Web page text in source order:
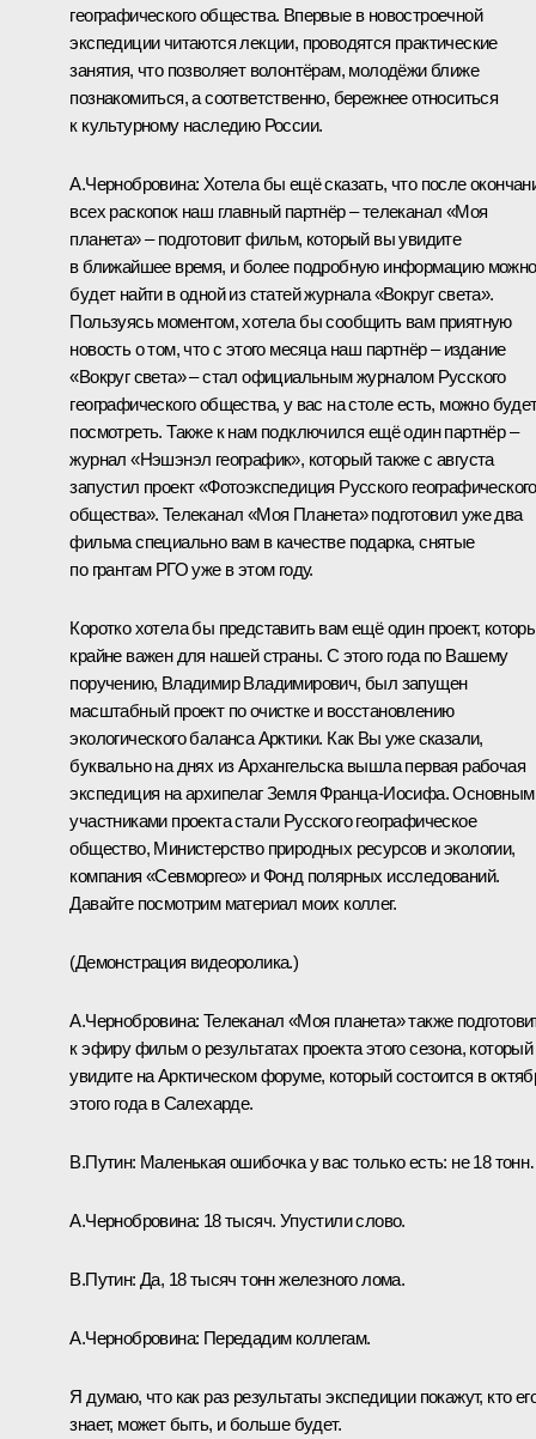
географического общества. Впервые в новостроечной
экспедиции читаются лекции, проводятся практические
занятия, что позволяет волонтёрам, молодёжи ближе
познакомиться, а соответственно, бережнее относиться
к культурному наследию России.
А.Чернобровина: Хотела бы ещё сказать, что после
всех раскопок наш главный партнёр – телеканал «Моя
планета» – подготовит фильм, который вы увидите
в ближайшее время, и более подробную информацию можно
будет найти в одной из статей журнала «Вокруг света».
Пользуясь моментом, хотела бы сообщить вам приятную
новость о том, что с этого месяца наш партнёр – издание
«Вокруг света» – стал официальным журналом Русского
географического общества, у вас на столе есть, можно
посмотреть. Также к нам подключился ещё один партнёр –
журнал «Нэшэнэл географик», который также с августа
запустил проект «Фотоэкспедиция Русского географического
общества». Телеканал «Моя Планета» подготовил уже два
фильма специально вам в качестве подарка, снятые
по грантам РГО уже в этом году.
Коротко хотела бы представить вам ещё один проект,
крайне важен для нашей страны. С этого года по Вашему
поручению, Владимир Владимирович, был запущен
масштабный проект по очистке и восстановлению
экологического баланса Арктики. Как Вы уже сказали,
буквально на днях из Архангельска вышла первая рабочая
экспедиция на архипелаг Земля Франца-Иосифа.
участниками проекта стали Русского географическое
общество, Министерство природных ресурсов и экологии,
компания «Севморгео» и Фонд полярных исследований.
Давайте посмотрим материал моих коллег.
(Демонстрация видеоролика.)
А.Чернобровина: Телеканал «Моя планета» также
к эфиру фильм о результатах проекта этого сезона,
увидите на Арктическом форуме, который состоится в
этого года в Салехарде.
В.Путин: Маленькая ошибочка у вас только есть: не 18
А.Чернобровина: 18 тысяч. Упустили слово.
В.Путин: Да, 18 тысяч тонн железного лома.
А.Чернобровина: Передадим коллегам.
Я думаю, что как раз результаты экспедиции покажут, кто
знает, может быть, и больше будет.